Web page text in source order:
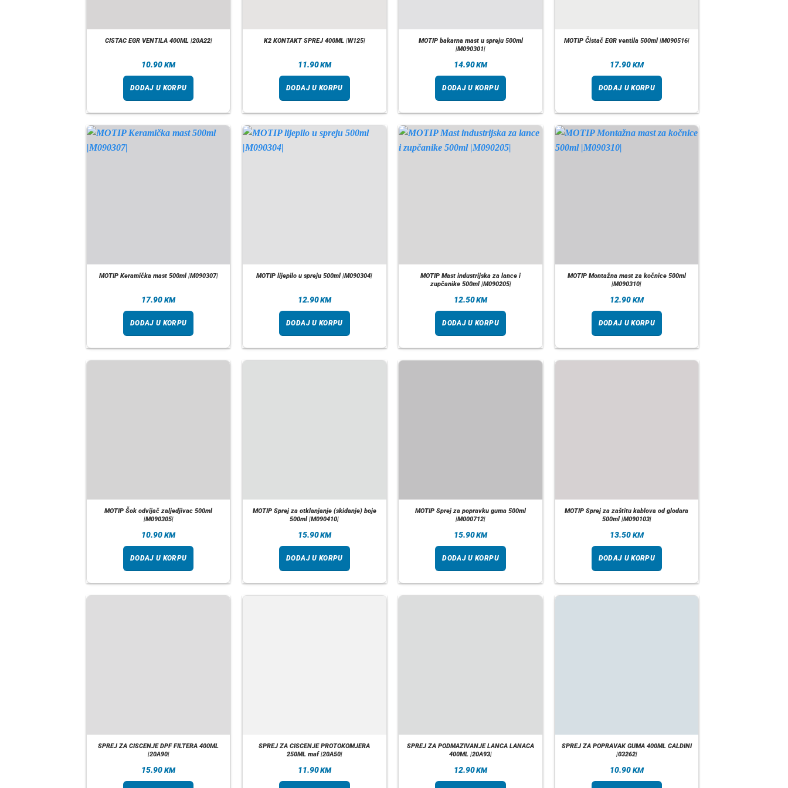
CISTAC EGR VENTILA 400ML |20A22|
10.90 KM
DODAJ U KORPU
K2 KONTAKT SPREJ 400ML |W125|
11.90KM
DODAJ U KORPU
MOTIP bakarna mast u spreju 500ml
|M090301|
14.90KM
DODAJ U KORPU
MOTIP Čistač EGR ventila 500ml |M090516|
17.90 KM
DODAJ U KORPU
MOTIP Keramička mast 500ml |M090307|
17.90 KM
DODAJ U KORPU
MOTIP lijepilo u spreju 500ml |M090304|
12.90KM
DODAJ U KORPU
MOTIP Mast industrijska za lance i
zupčanike 500ml |M090205|
12.50KM
DODAJ U KORPU
MOTIP Montažna mast za kočnice 500ml
|M090310|
12.90 KM
DODAJ U KORPU
MOTIP Šok odvijač zaljedjivac 500ml
|M090305|
10.90 KM
DODAJ U KORPU
MOTIP Sprej za otklanjanje (skidanje) boje
500ml |M090410|
15.90KM
DODAJ U KORPU
MOTIP Sprej za popravku guma 500ml
|M000712|
15.90KM
DODAJ U KORPU
MOTIP Sprej za zaštitu kablova od glodara
500ml |M090103|
13.50 KM
DODAJ U KORPU
SPREJ ZA CISCENJE DPF FILTERA 400ML
|20A90|
15.90 KM
SPREJ ZA CISCENJE PROTOKOMJERA
250ML maf |20A50|
11.90KM
SPREJ ZA PODMAZIVANJE LANCA LANACA
400ML |20A93|
12.90KM
SPREJ ZA POPRAVAK GUMA 400ML CALDINI
|03262|
10.90 KM